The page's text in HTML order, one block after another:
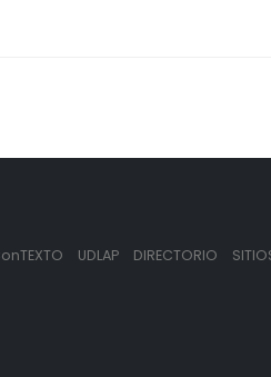
UDLAP DIRECTORIO